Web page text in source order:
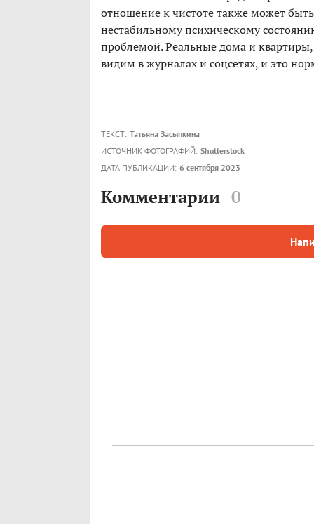
отношение к чистоте также может
нестабильному психическому
проблемой. Реальные дома и
видим в журналах и соцсетях, и это
ТЕКСТ: Татьяна Засыпкина
ИСТОЧНИК ФОТОГРАФИЙ: Shutterstock
ДАТА ПУБЛИКАЦИИ: 6 сентября 2023
Комментарии 0